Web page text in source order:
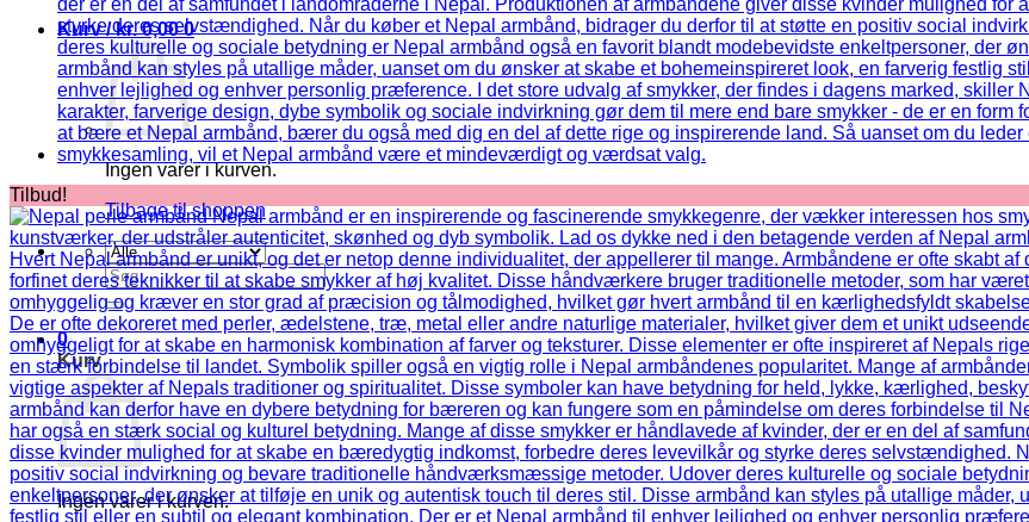
Kurv /kr.0,00 0
Ingen varer i kurven.
Tilbage til shoppen
Søg
efter:
0
Kurv
Ingen varer i kurven.
Tilbud!